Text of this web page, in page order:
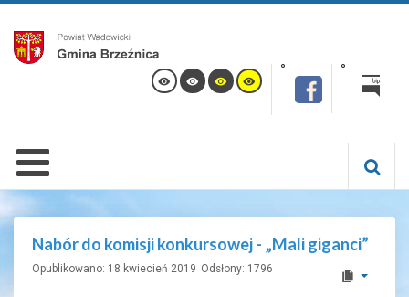
Nabór do komisji konkursowej - „Mali giganci”
Opublikowano: 18 kwiecień 2019 Odsłony: 1796